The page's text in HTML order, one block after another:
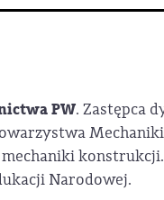
PW. Zastępca
Narodowej.